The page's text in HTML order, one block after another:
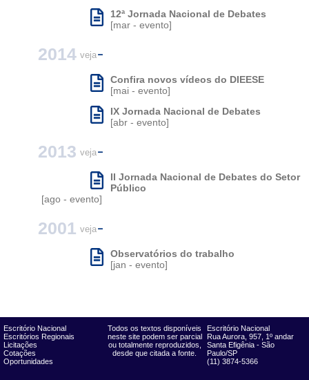
12ª Jornada Nacional de Debates
[mar - evento]
2014 veja
Confira novos vídeos do DIEESE
[mai - evento]
IX Jornada Nacional de Debates
[abr - evento]
2013 veja
II Jornada Nacional de Debates do Setor
Público
[ago - evento]
2001 veja
Observatórios do trabalho
[jan - evento]
Escritório Nacional
Escritórios Regionais
Licitações
Cotações
Oportunidades
Todos os textos disponíveis
neste site podem ser parcial
ou totalmente reproduzidos,
desde que citada a fonte.
Escritório Nacional
Rua Aurora, 957, 1º andar
Santa Efigênia - São
Paulo/SP
(11) 3874-5366